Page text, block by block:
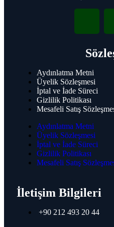
Grundig
Grundig
Grundig PTZ
Grundig
Grundig NVR
Grundig 54,6
Grundig 61
Grundig 68,5
Grundig 81
Grundig 109
Teltonika
Aydınlatma Metni
Üyelik Sözleşmesi
İptal ve İade Süreci
Gizlilik Politikası
Mesafeli Satış
Aydınlatma Metni
Üyelik Sözleşmesi
İptal ve İade Süreci
Gizlilik Politikası
Mesafeli Satış
İletişim Bilgileri
+90 212 493 20 44